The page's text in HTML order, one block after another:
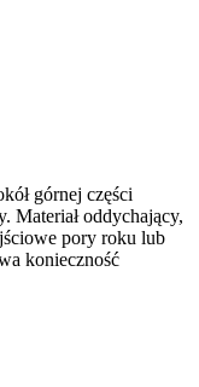
górnej części
Materiał oddychający,
pory roku lub
konieczność